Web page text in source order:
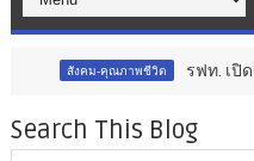
รฟท. เปิดเวทีรับฟังควา
Search This Blog